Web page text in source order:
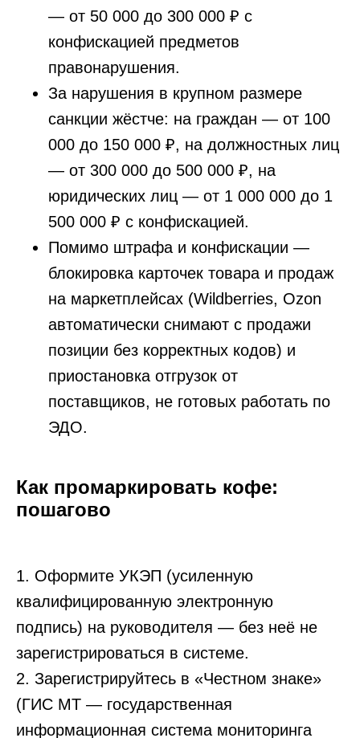
— от 50 000 до 300 000 ₽ с
конфискацией предметов
правонарушения.
За нарушения в крупном размере
санкции жёстче: на граждан — от 100
000 до 150 000 ₽, на должностных лиц
— от 300 000 до 500 000 ₽, на
юридических лиц — от 1 000 000 до 1
500 000 ₽ с конфискацией.
Помимо штрафа и конфискации —
блокировка карточек товара и продаж
на маркетплейсах (Wildberries, Ozon
автоматически снимают с продажи
позиции без корректных кодов) и
приостановка отгрузок от
поставщиков, не готовых работать по
ЭДО.
Как промаркировать кофе:
пошагово
1. Оформите УКЭП (усиленную
квалифицированную электронную
подпись) на руководителя — без неё не
зарегистрироваться в системе.
2. Зарегистрируйтесь в «Честном знаке»
(ГИС МТ — государственная
информационная система мониторинга
Нажимая на кнопку вы соглашаетесь
политикой конфиденциальности
Оставьте заявку
на консультацию
Оставляйте свои данные, наш менеджер
свяжется с вами и ответит на все ваши
вопросы!